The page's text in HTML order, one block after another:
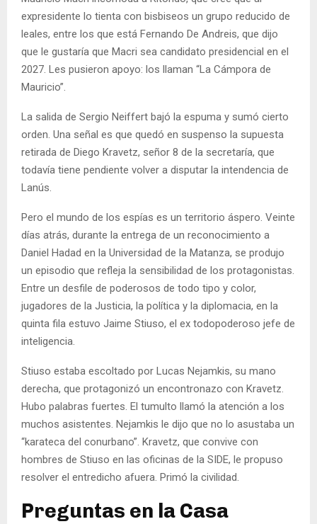
expresidente lo tienta con bisbiseos un grupo reducido de
leales, entre los que está Fernando De Andreis, que dijo
que le gustaría que Macri sea candidato presidencial en el
2027. Les pusieron apoyo: los llaman “La Cámpora de
Mauricio”.
La salida de Sergio Neiffert bajó la espuma y sumó cierto
orden. Una señal es que quedó en suspenso la supuesta
retirada de Diego Kravetz, señor 8 de la secretaría, que
todavía tiene pendiente volver a disputar la intendencia de
Lanús.
Pero el mundo de los espías es un territorio áspero. Veinte
días atrás, durante la entrega de un reconocimiento a
Daniel Hadad en la Universidad de la Matanza, se produjo
un episodio que refleja la sensibilidad de los protagonistas.
Entre un desfile de poderosos de todo tipo y color,
jugadores de la Justicia, la política y la diplomacia, en la
quinta fila estuvo Jaime Stiuso, el ex todopoderoso jefe de
inteligencia.
Stiuso estaba escoltado por Lucas Nejamkis, su mano
derecha, que protagonizó un encontronazo con Kravetz.
Hubo palabras fuertes. El tumulto llamó la atención a los
muchos asistentes. Nejamkis le dijo que no lo asustaba un
“karateca del conurbano”. Kravetz, que convive con
hombres de Stiuso en las oficinas de la SIDE, le propuso
resolver el entredicho afuera. Primó la civilidad.
Preguntas en la Casa